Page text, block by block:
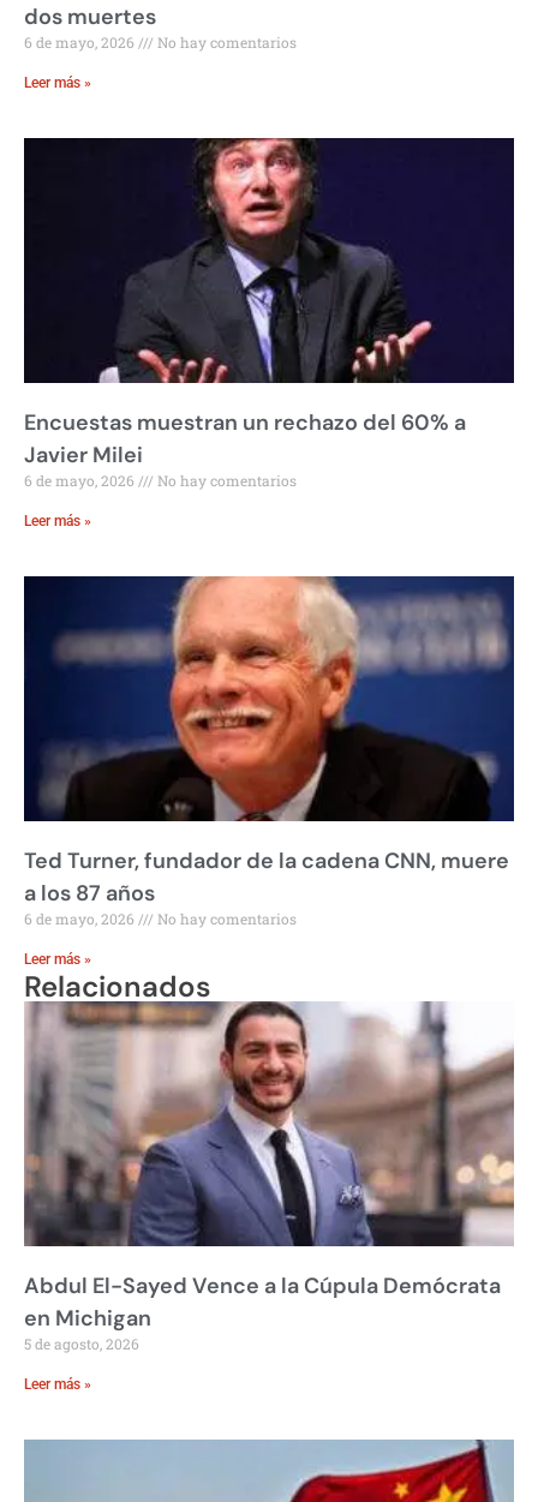
dos muertes
6 de mayo, 2026 No hay comentarios
Leer más »
Encuestas muestran un rechazo del 60% a
Javier Milei
6 de mayo, 2026 No hay comentarios
Leer más »
Ted Turner, fundador de la cadena CNN, muere
a los 87 años
6 de mayo, 2026 No hay comentarios
Leer más »
Relacionados
Abdul El-Sayed Vence a la Cúpula Demócrata
en Michigan
5 de agosto, 2026
Leer más »